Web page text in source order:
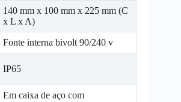
140 mm x 100 mm x 225 mm (C
x L x A)
Fonte interna bivolt 90/240 v
IP65
Em caixa de aço com